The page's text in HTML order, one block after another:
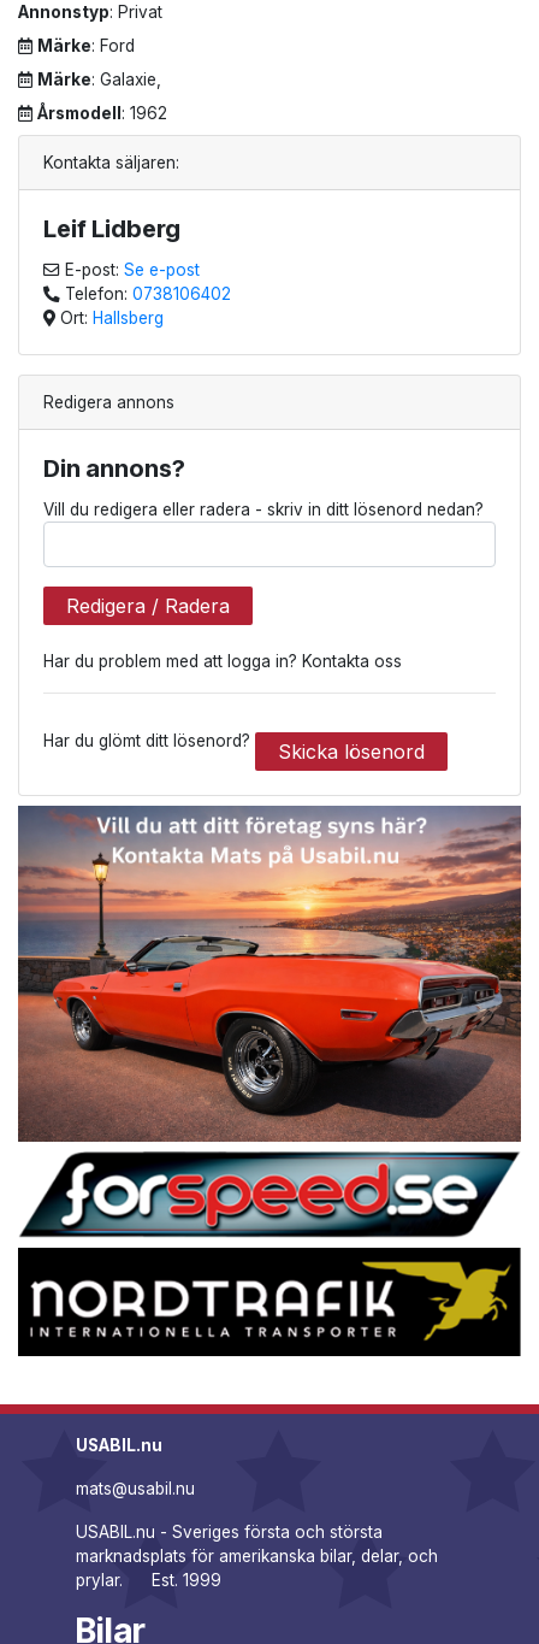
Kontakta säljaren:
Leif Lidberg
E-post: Se e-post
Telefon: 0738106402
Ort: Hallsberg
Redigera annons
Din annons?
Vill du redigera eller radera - skriv in ditt lösenord nedan?
Redigera / Radera
Har du problem med att logga in? Kontakta oss
Har du glömt ditt lösenord? Skicka lösenord
Annonstyp: Privat
Märke: Ford
Märke: Galaxie,
Årsmodell : 1962
USABIL.nu
mats@usabil.nu
USABIL.nu - Sveriges första och största
marknadsplats för amerikanska bilar, delar, och
prylar. Est. 1999
Bilar